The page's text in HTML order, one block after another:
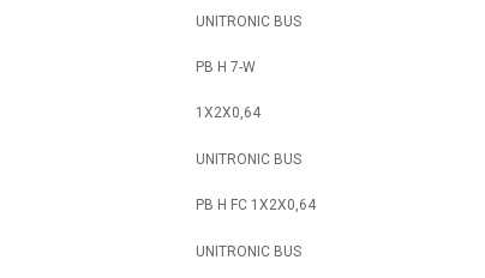
UNITRONIC BUS
PB H 7-W
1X2X0,64
UNITRONIC BUS
PB H FC 1X2X0,64
UNITRONIC BUS